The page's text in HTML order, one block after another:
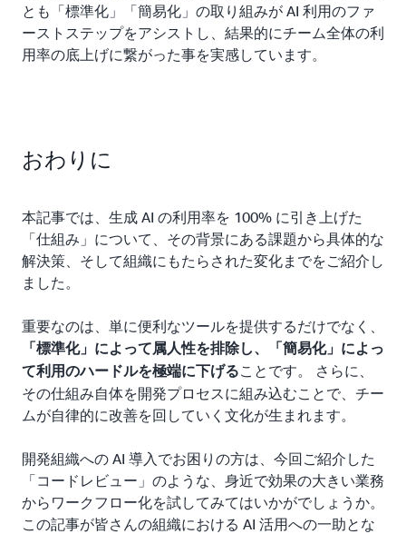
とも「標準化」「簡易化」の取り組みが AI 利用のファ
ーストステップをアシストし、結果的にチーム全体の利
用率の底上げに繋がった事を実感しています。
おわりに
本記事では、生成 AI の利用率を 100% に引き上げた
「仕組み」について、その背景にある課題から具体的な
解決策、そして組織にもたらされた変化までをご紹介し
ました。
重要なのは、単に便利なツールを提供するだけでなく、
「標準化」によって属人性を排除し、「簡易化」によっ
て利用のハードルを極端に下げることです。 さらに、
その仕組み自体を開発プロセスに組み込むことで、チー
ムが自律的に改善を回していく文化が生まれます。
開発組織への AI 導入でお困りの方は、今回ご紹介した
「コードレビュー」のような、身近で効果の大きい業務
からワークフロー化を試してみてはいかがでしょうか。
この記事が皆さんの組織における AI 活用への一助とな